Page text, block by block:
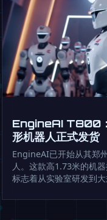
EngineAI T800
形机器人正式发货
EngineAI已开始从其郑
人。这款高1.73米的机
标志着从实验室研发到